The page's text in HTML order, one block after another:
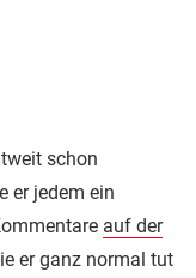
schon
er jedem ein
auf der
er ganz normal tut